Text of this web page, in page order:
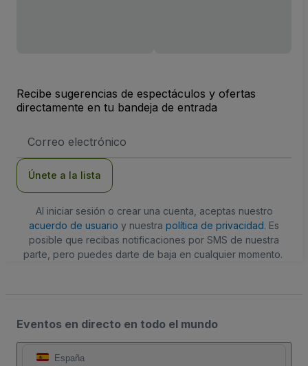
Recibe sugerencias de espectáculos y ofertas
directamente en tu bandeja de entrada
de
Únete a la lista
Al iniciar sesión o crear una cuenta, aceptas nuestro
acuerdo de usuario y nuestra política de privacidad. Es
posible que recibas notificaciones por SMS de nuestra
parte, pero puedes darte de baja en cualquier momento.
Eventos en directo en todo el mundo
España